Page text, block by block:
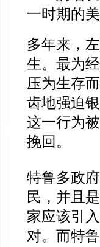
一时期的
多年来，
生。最为
压为生存
齿地强迫
这一行为
挽回。
特鲁多政
民，并且
家应该引
对。而特